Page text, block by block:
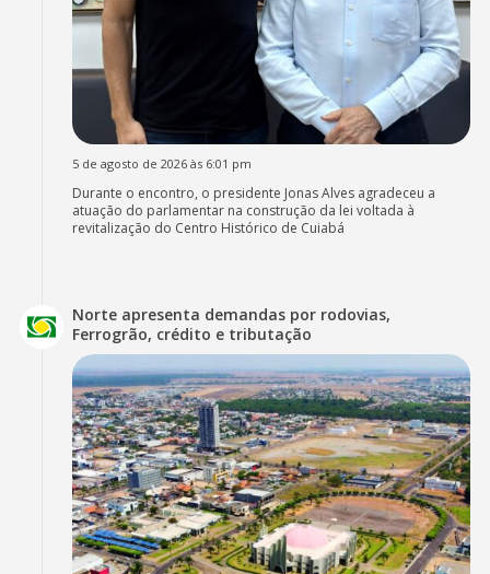
5 de agosto de 2026 às 6:01 pm
Durante o encontro, o presidente Jonas Alves agradeceu a
atuação do parlamentar na construção da lei voltada à
revitalização do Centro Histórico de Cuiabá
Norte apresenta demandas por rodovias,
Ferrogrão, crédito e tributação